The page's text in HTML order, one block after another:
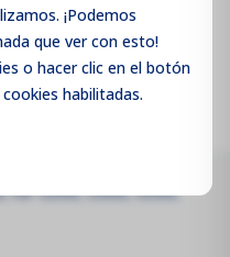
¡Podemos
que ver con esto!
o hacer clic en el botón
habilitadas.
CO
for S200, S300, S500,